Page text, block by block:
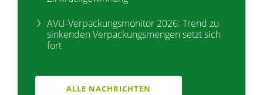
AVU-Verpackungsmonitor 2026: Trend zu
sinkenden Verpackungsmengen setzt sich
fort
ALLE NACHRICHTEN